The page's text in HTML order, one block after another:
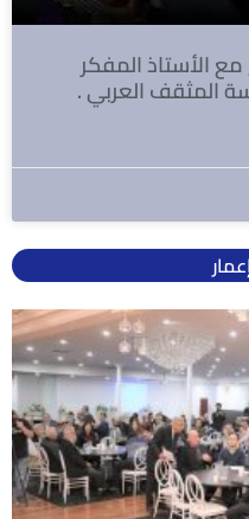
مع الأستاذ المفكر
المثقف العربي .